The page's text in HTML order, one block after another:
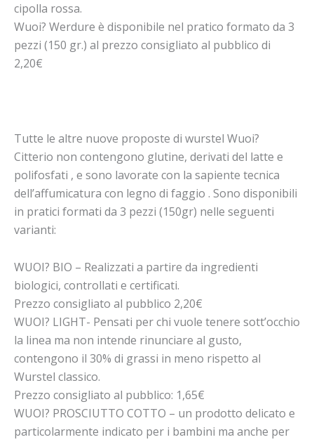
cipolla rossa.
Wuoi? Werdure è disponibile nel pratico formato da 3
pezzi (150 gr.) al prezzo consigliato al pubblico di
2,20€
Tutte le altre nuove proposte di wurstel Wuoi?
Citterio non contengono glutine, derivati del latte e
polifosfati , e sono lavorate con la sapiente tecnica
dell’affumicatura con legno di faggio . Sono disponibili
in pratici formati da 3 pezzi (150gr) nelle seguenti
varianti:
WUOI? BIO – Realizzati a partire da ingredienti
biologici, controllati e certificati.
Prezzo consigliato al pubblico 2,20€
WUOI? LIGHT- Pensati per chi vuole tenere sott’occhio
la linea ma non intende rinunciare al gusto,
contengono il 30% di grassi in meno rispetto al
Wurstel classico.
Prezzo consigliato al pubblico: 1,65€
WUOI? PROSCIUTTO COTTO – un prodotto delicato e
particolarmente indicato per i bambini ma anche per